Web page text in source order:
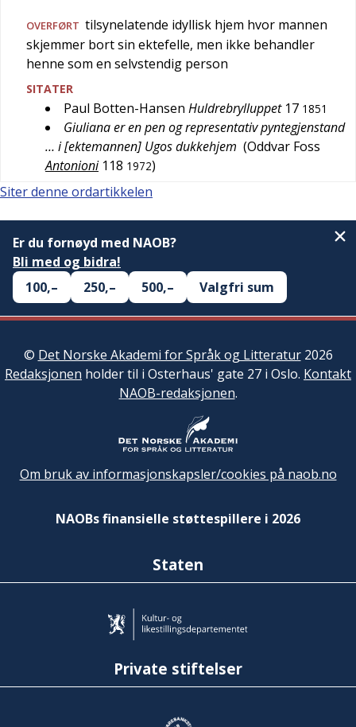
OVERFØRT tilsynelatende idyllisk hjem hvor mannen
skjemmer bort sin ektefelle, men ikke behandler
henne som en selvstendig person
SITATER
Paul Botten-Hansen Huldrebrylluppet 17 1851
Giuliana er en pen og representativ pyntegjenstand
… i [ektemannen] Ugos dukkehjem (Oddvar Foss
Antonioni 118 1972)
Siter denne ordartikkelen
Er du fornøyd med NAOB?
Bli med og bidra!
100,–
250,– 500,– Valgfri sum
© Det Norske Akademi for Språk og Litteratur2026
Redaksjonen holder til i Osterhaus' gate 27 i Oslo. Kontakt
NAOB-redaksjonen.
Om bruk av informasjonskapsler/cookies på naob.no
NAOBs finansielle støttespillere i 2026
Staten
Private stiftelser